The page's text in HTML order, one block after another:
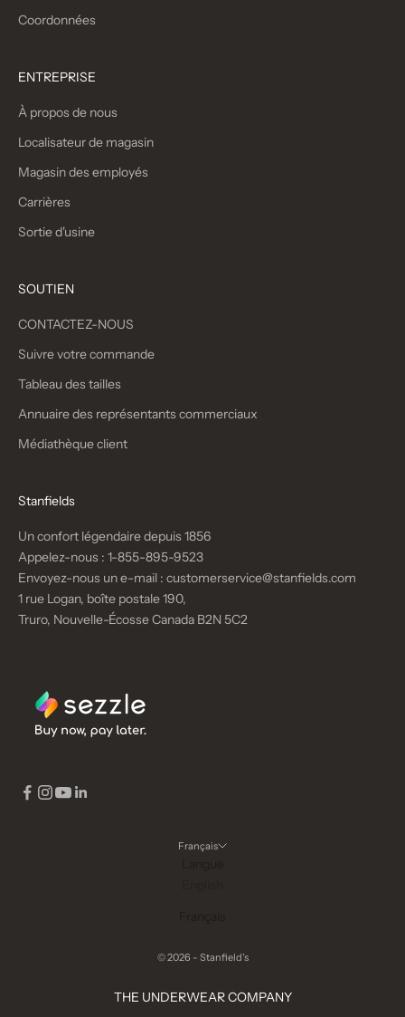
Coordonnées
ENTREPRISE
À propos de nous
Localisateur de magasin
Magasin des employés
Carrières
Sortie d'usine
SOUTIEN
CONTACTEZ-NOUS
Suivre votre commande
Tableau des tailles
Annuaire des représentants commerciaux
Médiathèque client
Stanfields
Un confort légendaire depuis 1856
Appelez-nous : 1-855-895-9523
Envoyez-nous un e-mail : customerservice@stanfields.com
1 rue Logan, boîte postale 190,
Truro, Nouvelle-Écosse Canada B2N 5C2
Français
© 2026 - Stanfield's
THE UNDERWEAR COMPANY